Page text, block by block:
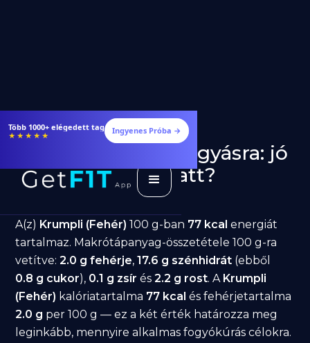
Több 1000+ elégedett tag
★★★★★ Ingyenes Próba →
Krumpli (Fehér) fogyásra: jó
választás diéta alatt?
A(z) Krumpli (Fehér) 100 g-ban 77 kcal energiát
tartalmaz. Makrótápanyag-összetétele 100 g-ra
vetítve:2.0 g fehérje,17.6 g szénhidrát (ebből
0.8 g cukor), 0.1 g zsír és2.2 g rost. A Krumpli
(Fehér) kalóriatartalma 77 kcal és fehérjetartalma
2.0 g per 100 g — ez a két érték határozza meg
leginkább, mennyire alkalmas fogyókúrás célokra.